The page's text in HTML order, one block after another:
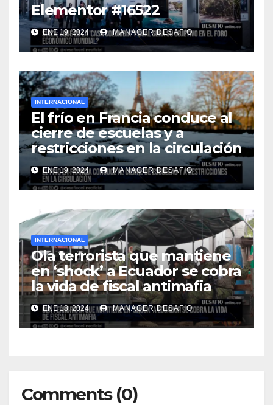
Elementor #16522
ENE 19, 2024 MANAGER.DESAFIO
INTERNACIONAL
El frío en Francia conduce al
cierre de escuelas y a
restricciones en la circulación
ENE 19, 2024 MANAGER.DESAFIO
INTERNACIONAL
Ola terrorista que mantiene
en ‘shock’ a Ecuador se cobra
la vida de fiscal antimafia
ENE 18, 2024 MANAGER.DESAFIO
Comments (0)